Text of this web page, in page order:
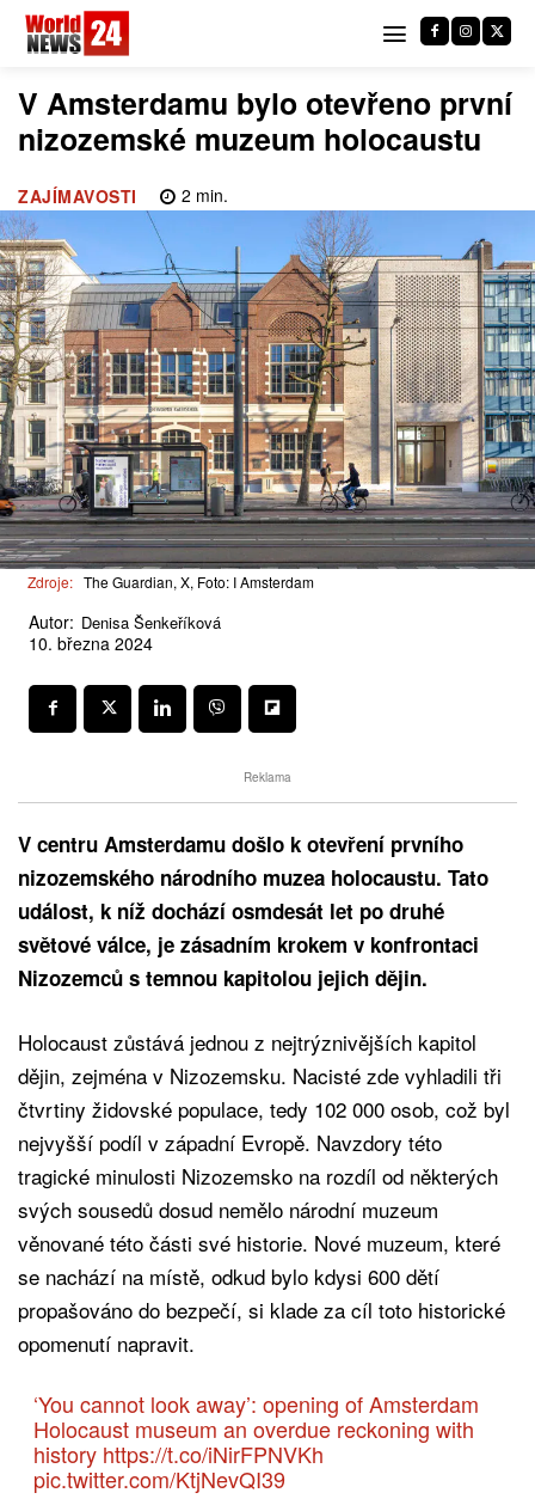
V Amsterdamu bylo otevřeno první
nizozemské muzeum holocaustu
ZAJÍMAVOSTI 2 min.
Zdroje: The Guardian, X, Foto: I Amsterdam
Autor: Denisa Šenkeříková
10. března 2024
Reklama
V centru Amsterdamu došlo k otevření prvního
nizozemského národního muzea holocaustu. Tato
událost, k níž dochází osmdesát let po druhé
světové válce, je zásadním krokem v konfrontaci
Nizozemců s temnou kapitolou jejich dějin.
Holocaust zůstává jednou z nejtrýznivějších kapitol
dějin, zejména v Nizozemsku. Nacisté zde vyhladili tři
čtvrtiny židovské populace, tedy 102 000 osob, což byl
nejvyšší podíl v západní Evropě. Navzdory této
tragické minulosti Nizozemsko na rozdíl od některých
svých sousedů dosud nemělo národní muzeum
věnované této části své historie. Nové muzeum, které
se nachází na místě, odkud bylo kdysi 600 dětí
propašováno do bezpečí, si klade za cíl toto historické
opomenutí napravit.
‘You cannot look away’: opening of Amsterdam
Holocaust museum an overdue reckoning with
history https://t.co/iNirFPNVKh
pic.twitter.com/KtjNevQI39